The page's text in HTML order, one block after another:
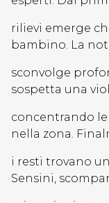
rilievi emerge
bambino. La
sconvolge
sospetta una
concentrando
nella zona.
i resti trovano
Sensini,